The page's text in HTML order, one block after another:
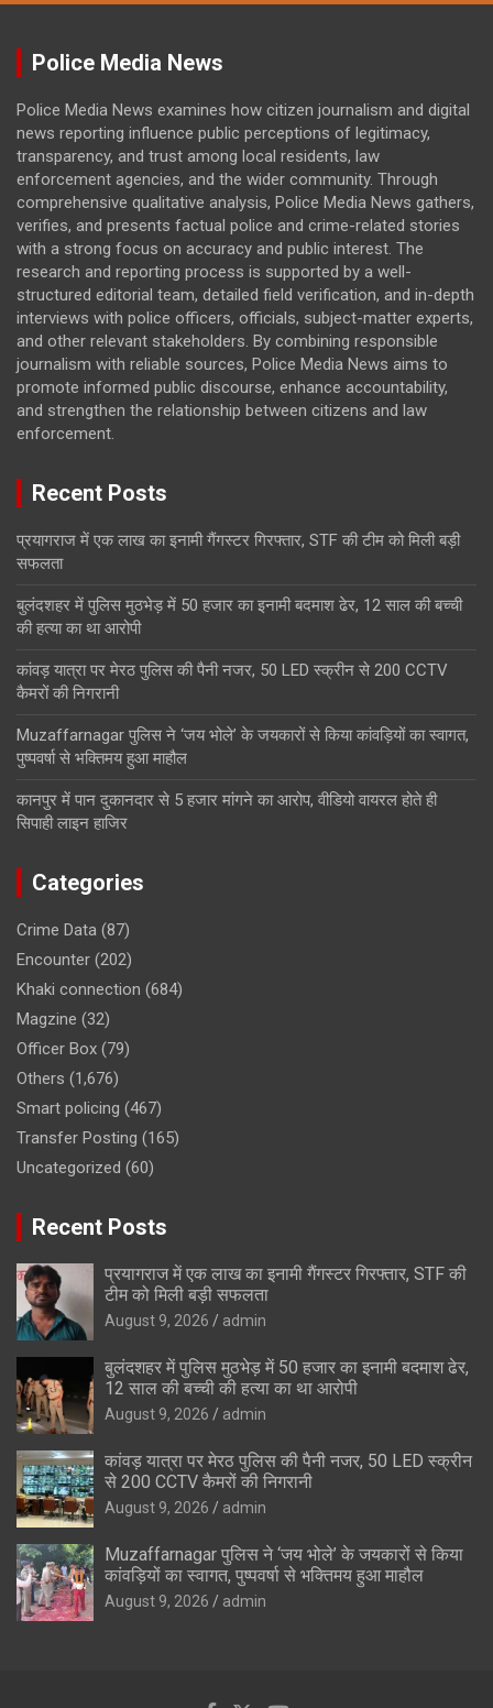
Police Media News
Police Media News examines how citizen journalism and digital
news reporting influence public perceptions of legitimacy,
transparency, and trust among local residents, law
enforcement agencies, and the wider community. Through
comprehensive qualitative analysis, Police Media News gathers,
verifies, and presents factual police and crime-related stories
with a strong focus on accuracy and public interest. The
research and reporting process is supported by a well-
structured editorial team, detailed field verification, and in-depth
interviews with police officers, officials, subject-matter experts,
and other relevant stakeholders. By combining responsible
journalism with reliable sources, Police Media News aims to
promote informed public discourse, enhance accountability,
and strengthen the relationship between citizens and law
enforcement.
Recent Posts
प्रयागराज में एक लाख का इनामी गैंगस्टर गिरफ्तार, STF की टीम को मिली बड़ी
सफलता
बुलंदशहर में पुलिस मुठभेड़ में 50 हजार का इनामी बदमाश ढेर, 12 साल की बच्ची
की हत्या का था आरोपी
कांवड़ यात्रा पर मेरठ पुलिस की पैनी नजर, 50 LED स्क्रीन से 200 CCTV
कैमरों की निगरानी
Muzaffarnagar पुलिस ने ‘जय भोले’ के जयकारों से किया कांवड़ियों का स्वागत,
पुष्पवर्षा से भक्तिमय हुआ माहौल
कानपुर में पान दुकानदार से 5 हजार मांगने का आरोप, वीडियो वायरल होते ही
सिपाही लाइन हाजिर
Categories
Crime Data (87)
Encounter (202)
Khaki connection (684)
Magzine (32)
Officer Box (79)
Others (1,676)
Smart policing (467)
Transfer Posting (165)
Uncategorized (60)
Recent Posts
प्रयागराज में एक लाख का इनामी गैंगस्टर गिरफ्तार, STF की
टीम को मिली बड़ी सफलता
August 9, 2026 admin
बुलंदशहर में पुलिस मुठभेड़ में 50 हजार का इनामी बदमाश ढेर,
12 साल की बच्ची की हत्या का था आरोपी
August 9, 2026 admin
कांवड़ यात्रा पर मेरठ पुलिस की पैनी नजर, 50 LED स्क्रीन
से 200 CCTV कैमरों की निगरानी
August 9, 2026 admin
Muzaffarnagar पुलिस ने ‘जय भोले’ के जयकारों से किया
कांवड़ियों का स्वागत, पुष्पवर्षा से भक्तिमय हुआ माहौल
August 9, 2026 admin